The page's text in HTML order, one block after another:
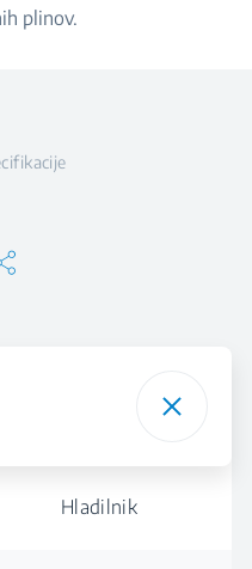
plinov.
Hladilnik